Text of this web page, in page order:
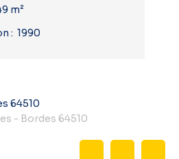
m²
: 1990
64510
- Bordes 64510